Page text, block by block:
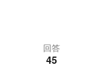
回答
45